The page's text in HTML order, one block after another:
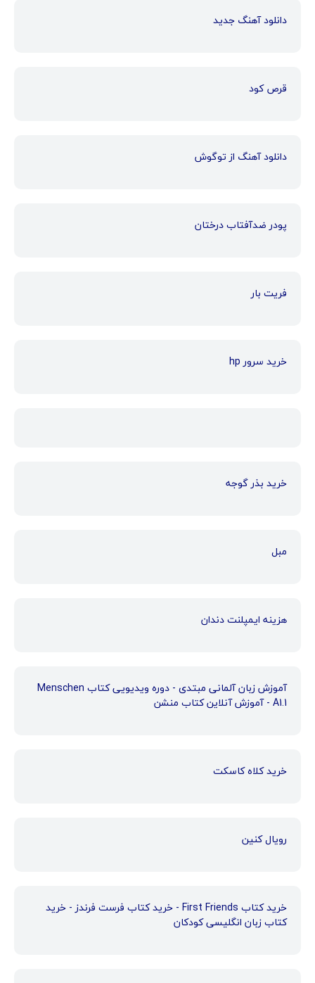
دانلود آهنگ جدید
قرص کود
دانلود آهنگ از توگوش
پودر ضدآفتاب درختان
فریت بار
خرید سرور hp
خرید بذر گوجه
مبل
هزینه ایمپلنت دندان
آموزش زبان آلمانی مبتدی - دوره ویدیویی کتاب Menschen
A1.1 - آموزش آنلاین کتاب منشن
خرید کلاه کاسکت
رویال کنین
خرید کتاب First Friends - خرید کتاب فرست فرندز - خرید
کتاب زبان انگلیسی کودکان